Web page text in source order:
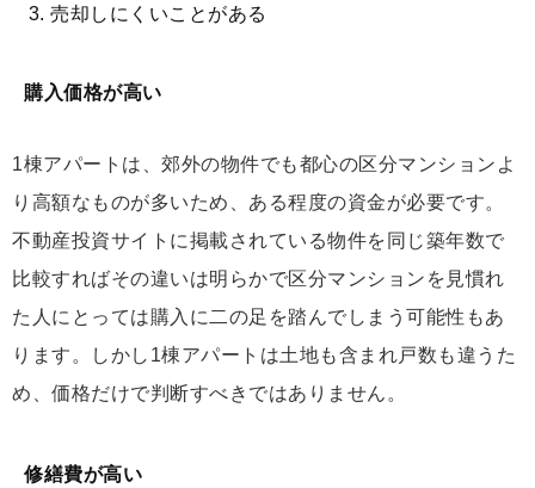
売却しにくいことがある
購入価格が高い
1棟アパートは、郊外の物件でも都心の区分マンションよ
り高額なものが多いため、ある程度の資金が必要です。
不動産投資サイトに掲載されている物件を同じ築年数で
比較すればその違いは明らかで区分マンションを見慣れ
た人にとっては購入に二の足を踏んでしまう可能性もあ
ります。しかし1棟アパートは土地も含まれ戸数も違うた
め、価格だけで判断すべきではありません。
修繕費が高い